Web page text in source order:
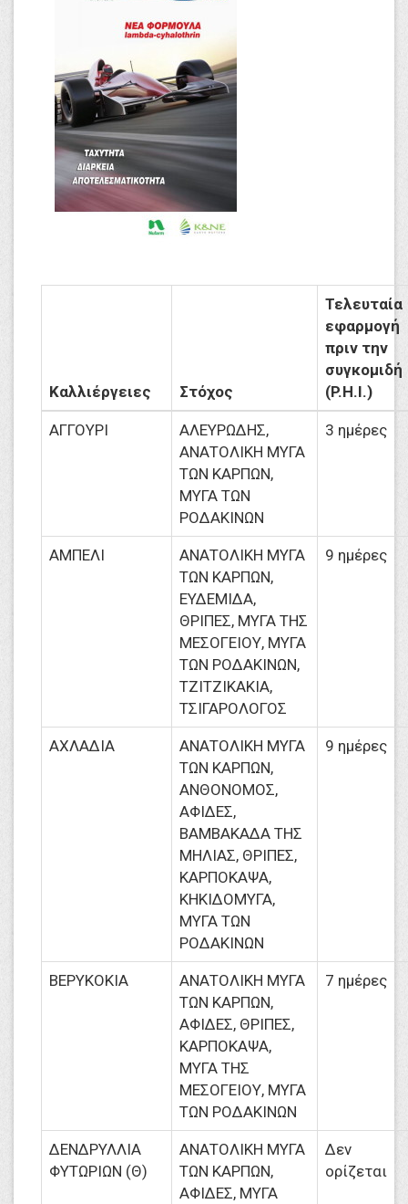
Καλλιέργειες Στόχος
Τελευταία
εφαρμογή
πριν την
συγκομιδή
(P.H.I.)
ΑΓΓΟΥΡΙ
ΑΛΕΥΡΩΔΗΣ,
ΑΝΑΤΟΛΙΚΗ ΜΥΓΑ
ΤΩΝ ΚΑΡΠΩΝ,
ΜΥΓΑ ΤΩΝ
ΡΟΔΑΚΙΝΩΝ
3 ημέρες
ΑΜΠΕΛΙ
ΑΝΑΤΟΛΙΚΗ ΜΥΓΑ
ΤΩΝ ΚΑΡΠΩΝ,
ΕΥΔΕΜΙΔΑ,
ΘΡΙΠΕΣ, ΜΥΓΑ ΤΗΣ
ΜΕΣΟΓΕΙΟΥ, ΜΥΓΑ
ΤΩΝ ΡΟΔΑΚΙΝΩΝ,
ΤΖΙΤΖΙΚΑΚΙΑ,
ΤΣΙΓΑΡΟΛΟΓΟΣ
9 ημέρες
ΑΧΛΑΔΙΑ
ΑΝΑΤΟΛΙΚΗ ΜΥΓΑ
ΤΩΝ ΚΑΡΠΩΝ,
ΑΝΘΟΝΟΜΟΣ,
ΑΦΙΔΕΣ,
ΒΑΜΒΑΚΑΔΑ ΤΗΣ
ΜΗΛΙΑΣ, ΘΡΙΠΕΣ,
ΚΑΡΠΟΚΑΨΑ,
ΚΗΚΙΔΟΜΥΓΑ,
ΜΥΓΑ ΤΩΝ
ΡΟΔΑΚΙΝΩΝ
9 ημέρες
ΒΕΡΥΚΟΚΙΑ
ΑΝΑΤΟΛΙΚΗ ΜΥΓΑ
ΤΩΝ ΚΑΡΠΩΝ,
ΑΦΙΔΕΣ, ΘΡΙΠΕΣ,
ΚΑΡΠΟΚΑΨΑ,
ΜΥΓΑ ΤΗΣ
ΜΕΣΟΓΕΙΟΥ, ΜΥΓΑ
ΤΩΝ ΡΟΔΑΚΙΝΩΝ
7 ημέρες
ΔΕΝΔΡΥΛΛΙΑ
ΦΥΤΩΡΙΩΝ (Θ)
ΑΝΑΤΟΛΙΚΗ ΜΥΓΑ
ΤΩΝ ΚΑΡΠΩΝ,
ΑΦΙΔΕΣ, ΜΥΓΑ
Δεν
ορίζεται